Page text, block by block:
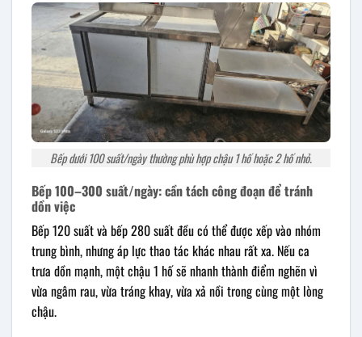
Bếp dưới 100 suất/ngày thường phù hợp chậu 1 hố hoặc 2 hố nhỏ.
Bếp 100–300 suất/ngày: cần tách công đoạn để tránh
dồn việc
Bếp 120 suất và bếp 280 suất đều có thể được xếp vào nhóm
trung bình, nhưng áp lực thao tác khác nhau rất xa. Nếu ca
trưa dồn mạnh, một chậu 1 hố sẽ nhanh thành điểm nghẽn vì
vừa ngâm rau, vừa tráng khay, vừa xả nồi trong cùng một lòng
chậu.